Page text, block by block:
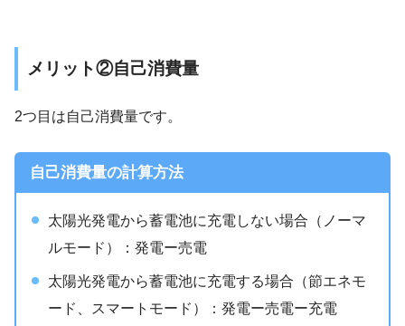
メリット②自己消費量
2つ目は自己消費量です。
自己消費量の計算方法
太陽光発電から蓄電池に充電しない場合（ノーマ
ルモード）：発電ー売電
太陽光発電から蓄電池に充電する場合（節エネモ
ード、スマートモード）：発電ー売電ー充電